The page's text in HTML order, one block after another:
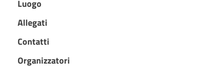
Luogo
Allegati
Contatti
Organizzatori